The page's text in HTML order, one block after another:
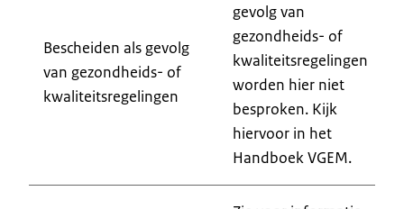
Bescheiden als gevolg
van gezondheids- of
kwaliteitsregelingen
gevolg van
gezondheids- of
kwaliteitsregelingen
worden hier niet
besproken. Kijk
hiervoor in het
Handboek VGEM.